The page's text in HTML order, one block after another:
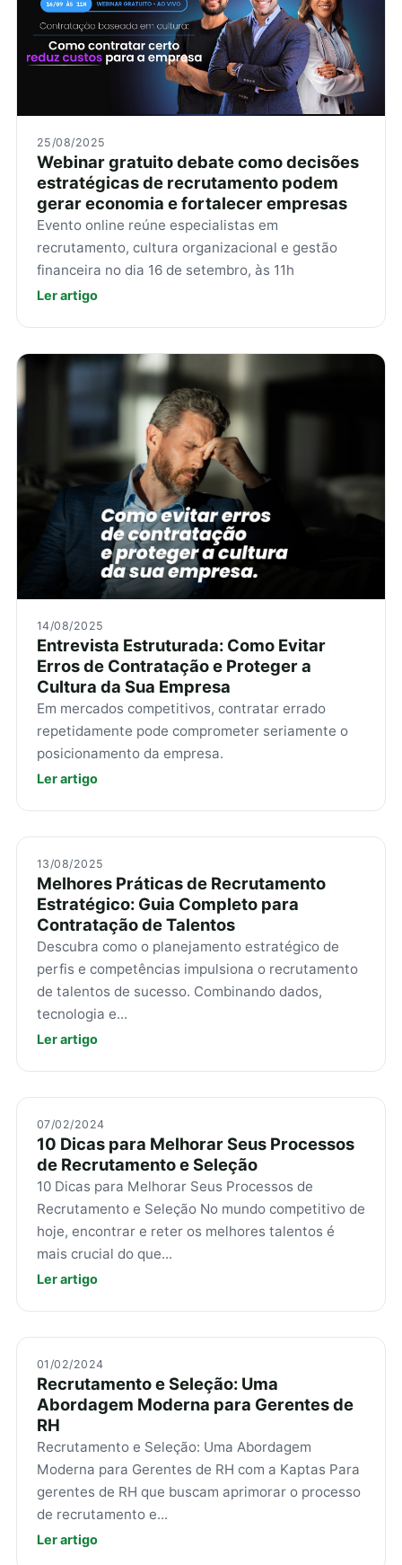
25/08/2025
Webinar gratuito debate como decisões
estratégicas de recrutamento podem
gerar economia e fortalecer empresas
Evento online reúne especialistas em
recrutamento, cultura organizacional e gestão
financeira no dia 16 de setembro, às 11h
Ler artigo
14/08/2025
Entrevista Estruturada: Como Evitar
Erros de Contratação e Proteger a
Cultura da Sua Empresa
Em mercados competitivos, contratar errado
repetidamente pode comprometer seriamente o
posicionamento da empresa.
Ler artigo
13/08/2025
Melhores Práticas de Recrutamento
Estratégico: Guia Completo para
Contratação de Talentos
Descubra como o planejamento estratégico de
perfis e competências impulsiona o recrutamento
de talentos de sucesso. Combinando dados,
tecnologia e...
Ler artigo
07/02/2024
10 Dicas para Melhorar Seus Processos
de Recrutamento e Seleção
10 Dicas para Melhorar Seus Processos de
Recrutamento e Seleção No mundo competitivo de
hoje, encontrar e reter os melhores talentos é
mais crucial do que...
Ler artigo
01/02/2024
Recrutamento e Seleção: Uma
Abordagem Moderna para Gerentes de
RH
Recrutamento e Seleção: Uma Abordagem
Moderna para Gerentes de RH com a Kaptas Para
gerentes de RH que buscam aprimorar o processo
de recrutamento e...
Ler artigo